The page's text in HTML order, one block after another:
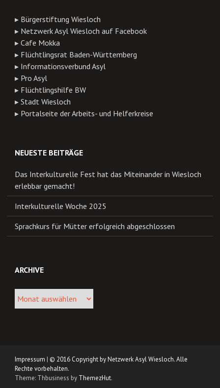
▸ Bürgerstiftung Wiesloch
▸ Netzwerk Asyl Wiesloch auf Facebook
▸ Cafe Mokka
▸ Flüchtlingsrat Baden-Württemberg
▸ Informationsverbund Asyl
▸ Pro Asyl
▸ Flüchtlingshilfe BW
▸ Stadt Wiesloch
▸ Portalseite der Arbeits- und Helferkreise
NEUESTE BEITRÄGE
Das Interkulturelle Fest hat das Miteinander in Wiesloch
erlebbar gemacht!
Interkulturelle Woche 2025
Sprachkurs für Mütter erfolgreich abgeschlossen
ARCHIVE
Archive
Impressum
© 2016 Copyright by Netzwerk Asyl Wiesloch. Alle
Rechte vorbehalten.
Theme: Thbusiness by ThemezHut.